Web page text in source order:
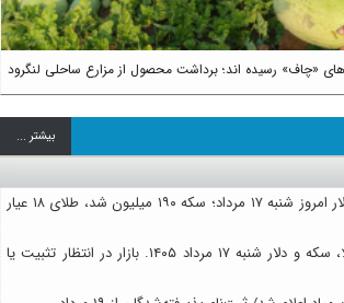
«چاف» رسیده اند؛ برداشت محصول از مزارع ساحلی لنگرود
بيشتر ...
قیمت طلا، سکه و دلار امروز شنبه ۱۷ مرداد؛ سکه ۱۹۰ میلیون شد، طلای ۱۸ عیار
پیش بینی قیمت طلا، سکه و دلار شنبه ۱۷ مرداد ۱۴۰۵. بازار در انتظار تثبیت یا